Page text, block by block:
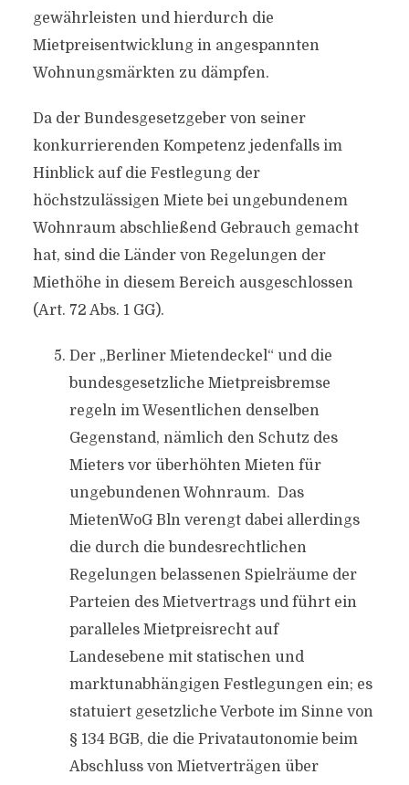
gewährleisten und hierdurch die
Mietpreisentwicklung in angespannten
Wohnungsmärkten zu dämpfen.
Da der Bundesgesetzgeber von seiner
konkurrierenden Kompetenz jedenfalls im
Hinblick auf die Festlegung der
höchstzulässigen Miete bei ungebundenem
Wohnraum abschließend Gebrauch gemacht
hat, sind die Länder von Regelungen der
Miethöhe in diesem Bereich ausgeschlossen
(Art. 72 Abs. 1 GG).
Der „Berliner Mietendeckel“ und die
bundesgesetzliche Mietpreisbremse
regeln im Wesentlichen denselben
Gegenstand, nämlich den Schutz des
Mieters vor überhöhten Mieten für
ungebundenen Wohnraum. Das
MietenWoG Bln verengt dabei allerdings
die durch die bundesrechtlichen
Regelungen belassenen Spielräume der
Parteien des Mietvertrags und führt ein
paralleles Mietpreisrecht auf
Landesebene mit statischen und
marktunabhängigen Festlegungen ein; es
statuiert gesetzliche Verbote im Sinne von
§ 134 BGB, die die Privatautonomie beim
Abschluss von Mietverträgen über